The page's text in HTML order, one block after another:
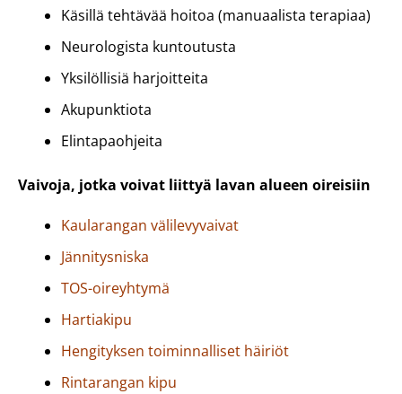
Käsillä tehtävää hoitoa (manuaalista terapiaa)
Neurologista kuntoutusta
Yksilöllisiä harjoitteita
Akupunktiota
Elintapaohjeita
Vaivoja, jotka voivat liittyä lavan alueen oireisiin
Kaularangan välilevyvaivat
Jännitysniska
TOS-oireyhtymä
Hartiakipu
Hengityksen toiminnalliset häiriöt
Rintarangan kipu